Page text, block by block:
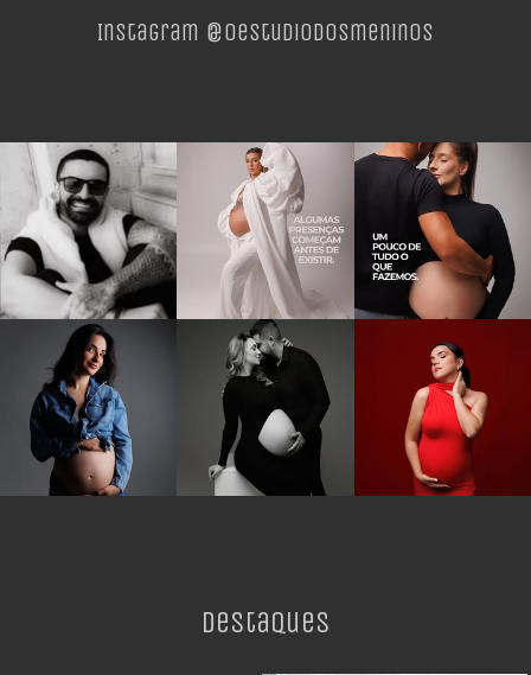
Instagram @oestudiodosmeninos
Destaques